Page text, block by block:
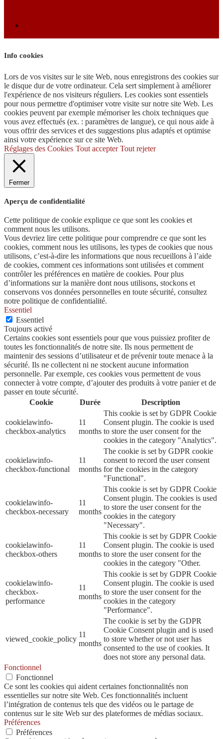
Info cookies
Lors de vos visites sur le site Web, nous enregistrons des cookies sur
le disque dur de votre ordinateur. Cela sert simplement à améliorer
l'expérience de nos visiteurs réguliers. Les cookies sont essentiels
pour nous permettre d'optimiser votre visite sur notre site Web. Les
cookies peuvent par exemple mémoriser les choix techniques que
vous avez effectués (ex. : paramètres de langue), ce qui nous aide à
vous offrir des services et des suggestions plus adaptés et optimise
ainsi votre expérience sur ce site Web.
Réglages des Cookies Tout accepter Tout rejeter
Fermer
Aperçu de confidentialité
Cette politique de cookie explique ce que sont les cookies et
comment nous les utilisons.
Vous devriez lire cette politique pour comprendre ce que sont les
cookies, comment nous les utilisons, les types de cookies que nous
utilisons, c’est-à-dire les informations que nous recueillons à l’aide
de cookies, comment ces informations sont utilisées et comment
contrôler les préférences en matière de cookies. Pour plus
d’informations sur la manière dont nous utilisons, stockons et
conservons vos données personnelles en toute sécurité, consultez
notre politique de confidentialité.
Essentiel
Essentiel
Toujours activé
Certains cookies sont essentiels pour que vous puissiez profiter de
toutes les fonctionnalités de notre site. Ils nous permettent de
maintenir des sessions d’utilisateur et de prévenir toute menace à la
sécurité. Ils ne collectent ni ne stockent aucune information
personnelle. Par exemple, ces cookies vous permettent de vous
connecter à votre compte, d’ajouter des produits à votre panier et de
passer en toute sécurité.
Cookie
Durée Description
cookielawinfo-
checkbox-analytics
11
months
This cookie is set by GDPR Cookie
Consent plugin. The cookie is used
to store the user consent for the
cookies in the category "Analytics".
cookielawinfo-
checkbox-functional
11
months
The cookie is set by GDPR cookie
consent to record the user consent
for the cookies in the category
"Functional".
cookielawinfo-
checkbox-necessary
11
months
This cookie is set by GDPR Cookie
Consent plugin. The cookies is used
to store the user consent for the
cookies in the category
"Necessary".
cookielawinfo-
checkbox-others
11
months
This cookie is set by GDPR Cookie
Consent plugin. The cookie is used
to store the user consent for the
cookies in the category "Other.
cookielawinfo-
checkbox-
performance
11
months
This cookie is set by GDPR Cookie
Consent plugin. The cookie is used
to store the user consent for the
cookies in the category
"Performance".
viewed_cookie_policy
11
months
The cookie is set by the GDPR
Cookie Consent plugin and is used
to store whether or not user has
consented to the use of cookies. It
does not store any personal data.
Fonctionnel
Fonctionnel
Ce sont les cookies qui aident certaines fonctionnalités non
essentielles sur notre site Web. Ces fonctionnalités incluent
l’intégration de contenus tels que des vidéos ou le partage de
contenus sur le site Web sur des plateformes de médias sociaux.
Préférences
Préférences